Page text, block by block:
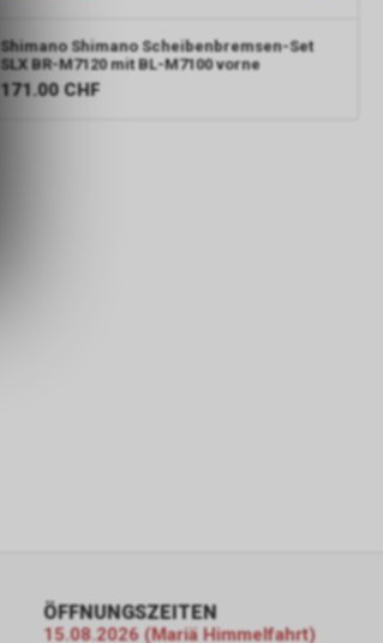
Shimano Shimano Scheibenbremsen-Set
SLX BR-M7120 mit BL-M7100 vorne
171.00 CHF
ÖFFNUNGSZEITEN
15.08.2026 (Mariä Himmelfahrt)